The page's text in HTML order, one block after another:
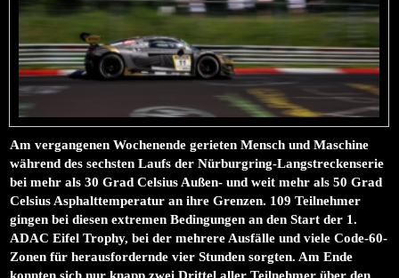
Am vergangenen Wochenende gerieten Mensch und Maschine
während des sechsten Laufs der Nürburgring-Langstreckenserie
bei mehr als 30 Grad Celsius Außen- und weit mehr als 50 Grad
Celsius Asphalttemperatur an ihre Grenzen. 109 Teilnehmer
gingen bei diesen extremen Bedingungen an den Start der 1.
ADAC Eifel Trophy, bei der mehrere Ausfälle und viele Code-60-
Zonen für herausfordernde vier Stunden sorgten. Am Ende
konnten sich nur knapp zwei Drittel aller Teilnehmer über den